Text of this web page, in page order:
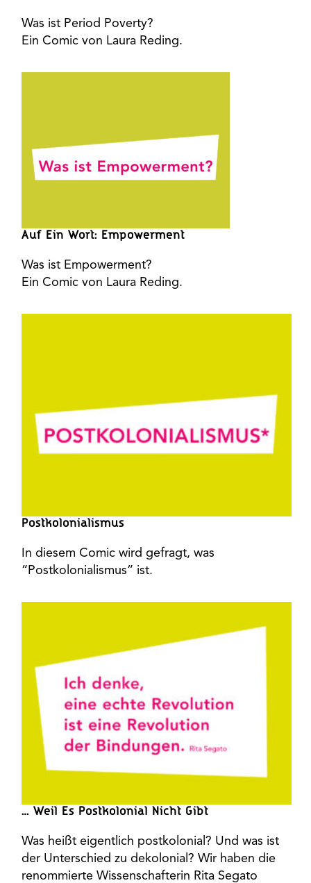
Was ist Period Poverty?
Ein Comic von Laura Reding.
Auf Ein Wort: Empowerment
Was ist Empowerment?
Ein Comic von Laura Reding.
Postkolonialismus
In diesem Comic wird gefragt, was
“Postkolonialismus” ist.
… Weil Es Postkolonial Nicht Gibt
Was heißt eigentlich postkolonial? Und was ist
der Unterschied zu dekolonial? Wir haben die
renommierte Wissenschafterin Rita Segato